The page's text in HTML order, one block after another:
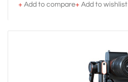
+ Add to compare+ Add to wishlist